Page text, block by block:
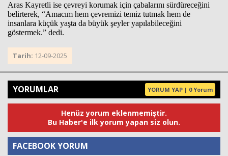
Aras Kayretli ise çevreyi korumak için çabalarını sürdüreceğini
belirterek, “Amacım hem çevremizi temiz tutmak hem de
insanlara küçük yaşta da büyük şeyler yapılabileceğini
göstermek.” dedi.
Tarih: 12-09-2025
YORUMLAR YORUM YAP | 0 Yorum
Henüz yorum eklenmemiştir.
Bu Haber'e ilk yorum yapan siz olun.
FACEBOOK YORUM